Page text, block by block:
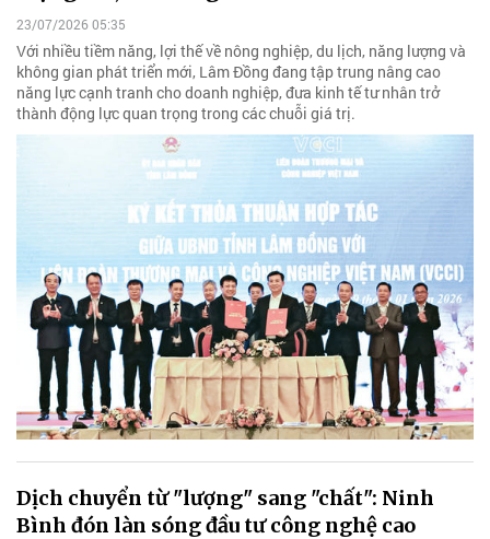
23/07/2026 05:35
Với nhiều tiềm năng, lợi thế về nông nghiệp, du lịch, năng lượng và
không gian phát triển mới, Lâm Đồng đang tập trung nâng cao
năng lực cạnh tranh cho doanh nghiệp, đưa kinh tế tư nhân trở
thành động lực quan trọng trong các chuỗi giá trị.
Dịch chuyển từ "lượng" sang "chất": Ninh
Bình đón làn sóng đầu tư công nghệ cao